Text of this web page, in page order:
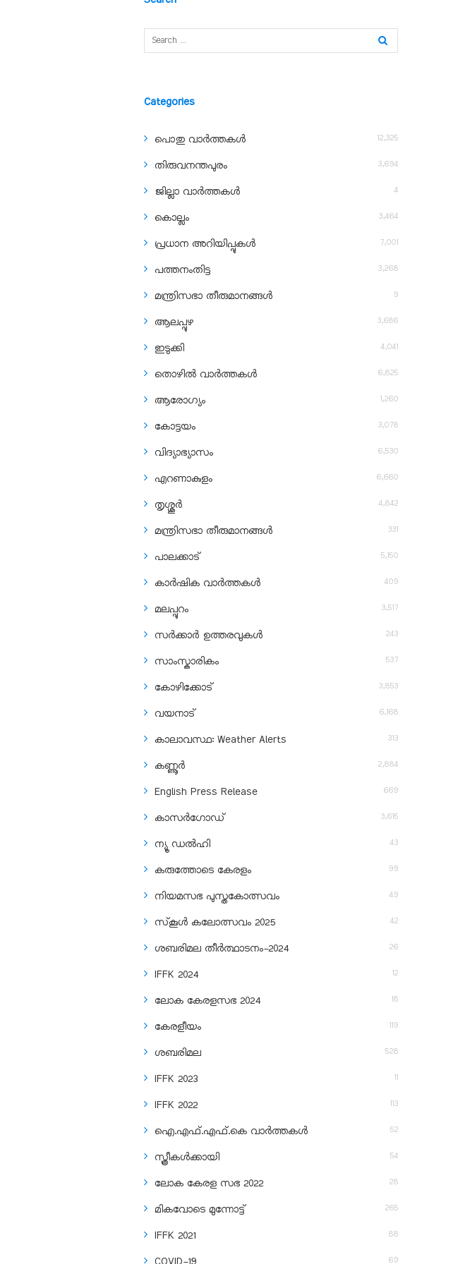
Categories
പൊതു വാർത്തകൾ 12,325
തിരുവനന്തപുരം 3,694
ജില്ലാ വാർത്തകൾ 4
കൊല്ലം 3,464
പ്രധാന അറിയിപ്പുകൾ 7,001
പത്തനംതിട്ട 3,268
മന്ത്രിസഭാ തീരുമാനങ്ങൾ 9
ആലപ്പുഴ 3,686
ഇടുക്കി 4,041
തൊഴിൽ വാർത്തകൾ 6,825
ആരോഗ്യം 1,260
കോട്ടയം 3,078
വിദ്യാഭ്യാസം 6,530
എറണാകുളം 6,660
തൃശ്ശൂർ 4,842
മന്ത്രിസഭാ തീരുമാനങ്ങൾ 331
പാലക്കാട് 5,150
കാർഷിക വാർത്തകൾ 409
മലപ്പുറം 3,517
സർക്കാർ ഉത്തരവുകൾ 243
സാംസ്കാരികം 537
കോഴിക്കോട് 3,853
വയനാട് 6,168
കാലാവസ്ഥ: Weather Alerts 313
കണ്ണൂർ 2,884
English Press Release 669
കാസർഗോഡ് 3,615
ന്യൂ ഡൽഹി 43
കരുത്തോടെ കേരളം 99
നിയമസഭ പുസ്തകോത്സവം 49
സ്‌കൂൾ കലോത്സവം 2025 42
ശബരിമല തീര്‍ത്ഥാടനം-2024 26
IFFK 2024 12
ലോക കേരളസഭ 2024 18
കേരളീയം 119
ശബരിമല 528
IFFK 2023 11
IFFK 2022 113
ഐ.എഫ്.എഫ്.കെ വാർത്തകൾ 52
സ്ത്രീകൾക്കായി 54
ലോക കേരള സഭ 2022 28
മികവോടെ മുന്നോട്ട് 265
IFFK 2021 88
69